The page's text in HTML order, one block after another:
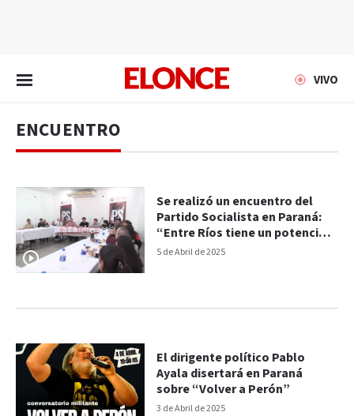
VIVO
ENCUENTRO
5 de Abril de 2025
Se realizó un encuentro del
Partido Socialista en Paraná:
“Entre Ríos tiene un potencial
enorme”
3 de Abril de 2025
El dirigente político Pablo
Ayala disertará en Paraná
sobre “Volver a Perón”